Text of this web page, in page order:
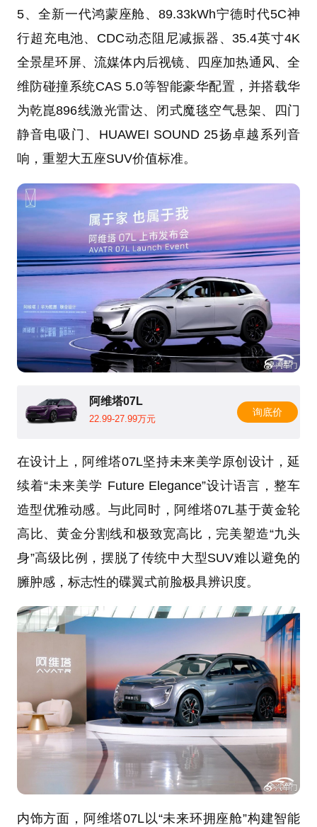
5、全新一代鸿蒙座舱、89.33kWh宁德时代5C神
行超充电池、CDC动态阻尼减振器、35.4英寸4K
全景星环屏、流媒体内后视镜、四座加热通风、全
维防碰撞系统CAS 5.0等智能豪华配置，并搭载华
为乾崑896线激光雷达、闭式魔毯空气悬架、四门
静音电吸门、HUAWEI SOUND 25扬卓越系列音
响，重塑大五座SUV价值标准。
阿维塔07L
22.99-27.99万元
询底价
在设计上，阿维塔07L坚持未来美学原创设计，延
续着“未来美学 Future Elegance”设计语言，整车
造型优雅动感。与此同时，阿维塔07L基于黄金轮
高比、黄金分割线和极致宽高比，完美塑造“九头
身”高级比例，摆脱了传统中大型SUV难以避免的
臃肿感，标志性的碟翼式前脸极具辨识度。
内饰方面，阿维塔07L以“未来环拥座舱”构建智能